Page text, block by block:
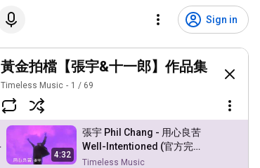
Sign in
黃金拍檔【張宇&十一郎】作品集
Timeless Music 1 / 69
4:32
張宇 Phil Chang - 用心良苦
Well-Intentioned (官方完整
版MV)
Timeless Music